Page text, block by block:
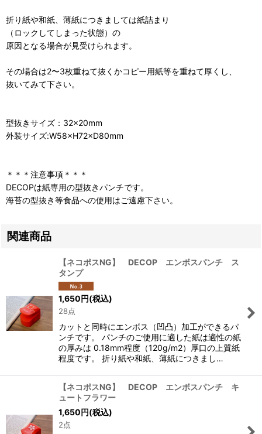
折り紙や和紙、薄紙につきましては紙詰まり
（ロックしてしまった状態）の
原因となる場合が見受けられます。
その場合は2〜3枚重ねて抜くかコピー用紙等を重ねて厚くし、
抜いてみて下さい。
型抜きサイズ：32×20mm
外装サイズ:W58×H72×D80mm
＊＊＊注意事項＊＊＊
DECOPは紙専用の型抜きパンチです。
海苔の型抜き等食品への使用はご遠慮下さい。
関連商品
【ネコポスNG】 DECOP エンボスパンチ ス
タンプ
1,650円(税込)
28点
カットと同時にエンボス（凹凸）加工ができるパ
ンチです。 パンチのご使用に適した紙は適性の紙
の厚みは 0.18mm程度（120g/m2）厚口の上質紙
程度です。 折り紙や和紙、薄紙につきまし…
【ネコポスNG】 DECOP エンボスパンチ キ
ュートフラワー
1,650円(税込)
2点